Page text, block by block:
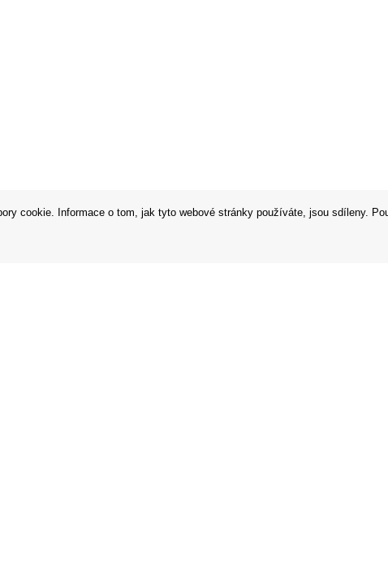
cookie. Informace o tom, jak tyto webové stránky používáte, jsou sdíleny.